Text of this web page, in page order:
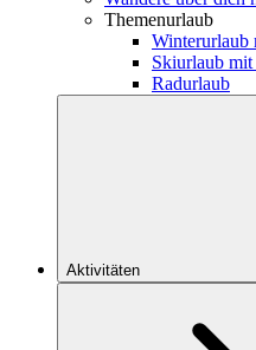
Themenurlaub
Winterurlaub
Skiurlaub
Radurlaub
Aktivitäten